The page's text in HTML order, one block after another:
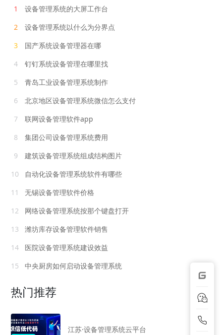
1
设备管理系统的大屏工作台
2
设备管理系统以什么为分界点
3
国产系统设备管理器在哪
4
钉钉系统设备管理在哪里找
5
青岛工业设备管理系统制作
6
北京地区设备管理系统微信怎么支付
7
联网设备管理软件app
8
集团公司设备管理系统费用
9
建筑设备管理系统组成结构图片
10
自动化设备管理系统软件有哪些
11
无锡设备管理软件价格
12
网络设备管理系统按那个键盘打开
13
潍坊库存设备管理软件销售
14
医院设备管理系统建设效益
15
中央厨房如何启动设备管理系统
热门推荐
江苏·设备管理系统云平台